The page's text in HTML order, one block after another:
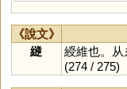
《說文》
縌
綬維也。从
(274 / 275)